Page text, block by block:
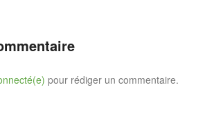
pour rédiger un commentaire.